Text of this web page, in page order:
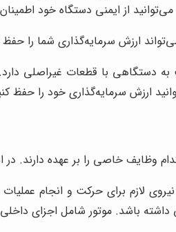
می‌توانید از ایمنی دستگاه خود
ارزش سرمایه‌گذاری شما را
دستگاهی با قطعات غیراصلی
ارزش سرمایه‌گذاری خود را
خاصی را بر عهده دارند. در
لازم برای حرکت و انجام عملیات
داشته باشد. موتور شامل اجزای